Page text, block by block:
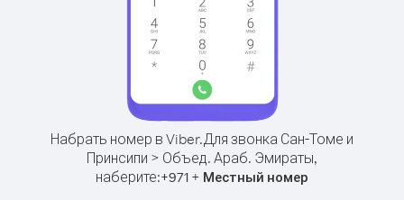
Набрать номер в Viber.Для звонка Сан-Томе и
Принсипи > Объед. Араб. Эмираты,
наберите:+971 + Местный номер